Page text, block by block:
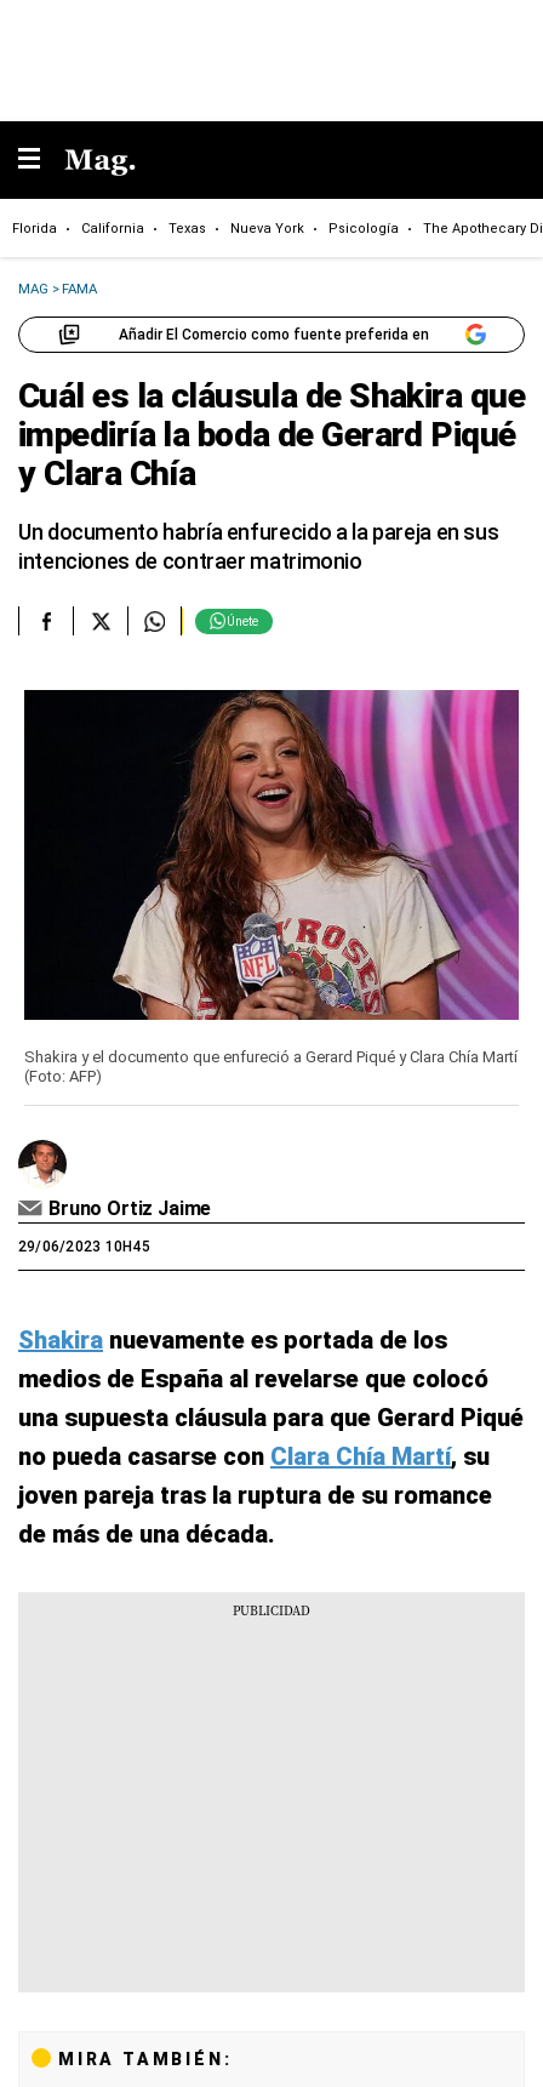
Florida California Texas Nueva York Psicología The Apothecary
MAG >FAMA
Añadir El Comercio como fuente preferida en
Cuál es la cláusula de Shakira que
impediría la boda de Gerard Piqué
y Clara Chía
Un documento habría enfurecido a la pareja en sus
intenciones de contraer matrimonio
Únete
Shakira y el documento que enfureció a Gerard Piqué y Clara Chía Martí
(Foto: AFP)
Bruno Ortiz Jaime
29/06/2023 10H45
Shakira nuevamente es portada de los
medios de España al revelarse que colocó
una supuesta cláusula para que Gerard Piqué
no pueda casarse con Clara Chía Martí, su
joven pareja tras la ruptura de su romance
de más de una década.
MIRA TAMBIÉN: